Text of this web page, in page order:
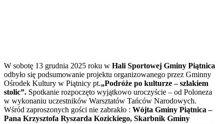
W sobotę 13 grudnia 2025 roku w Hali Sportowej Gminy Piątnica
odbyło się podsumowanie projektu organizowanego przez Gminny
Ośrodek Kultury w Piątnicy pt.„Podróże po kulturze – szlakiem
stolic”. Spotkanie rozpoczęto wyjątkowo uroczyście – od Poloneza
w wykonaniu uczestników Warsztatów Tańców Narodowych.
Wśród zaproszonych gości nie zabrakło : Wójta Gminy Piątnica –
Pana Krzysztofa Ryszarda Kozickiego, Skarbnik Gminy